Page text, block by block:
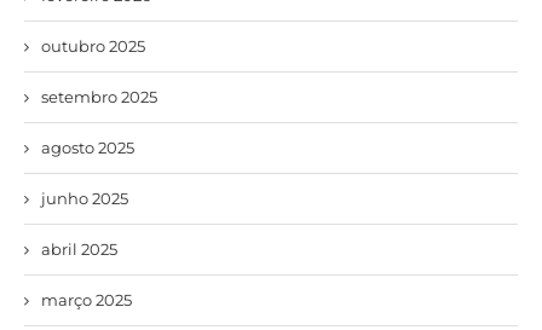
outubro 2025
setembro 2025
agosto 2025
junho 2025
abril 2025
março 2025